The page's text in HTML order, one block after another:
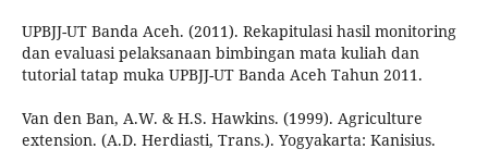
UPBJJ-UT Banda Aceh. (2011). Rekapitulasi hasil monitoring
dan evaluasi pelaksanaan bimbingan mata kuliah dan
tutorial tatap muka UPBJJ-UT Banda Aceh Tahun 2011.
Van den Ban, A.W. & H.S. Hawkins. (1999). Agriculture
extension. (A.D. Herdiasti, Trans.). Yogyakarta: Kanisius.